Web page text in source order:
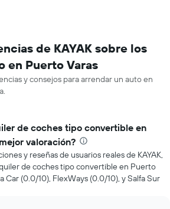
de KAYAK sobre los
en Puerto Varas
y consejos para arrendar un auto en
de coches tipo convertible en
valoración?
y reseñas de usuarios reales de KAYAK,
de coches tipo convertible en Puerto
Car (0.0/10), FlexWays (0.0/10), y Salfa Sur